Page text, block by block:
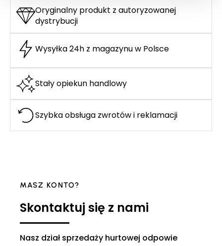
Oryginalny produkt z autoryzowanej
dystrybucji
Wysyłka 24h z magazynu w Polsce
Stały opiekun handlowy
Szybka obsługa zwrotów i reklamacji
MASZ KONTO?
Skontaktuj się z nami
Nasz dział sprzedaży hurtowej odpowie